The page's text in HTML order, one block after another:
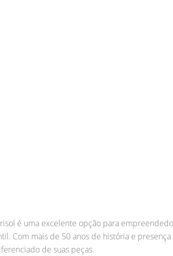
é uma excelente opção para
Com mais de 50 anos de história e
de suas peças.